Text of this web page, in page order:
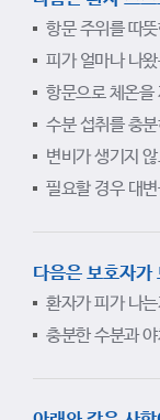
항문 주위를 따
피가 얼마나 나
항문으로 체온을
수분 섭취를 충
변비가 생기지
필요할 경우 대
다음은 보호자가
환자가 피가 나
충분한 수분과